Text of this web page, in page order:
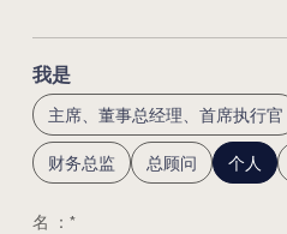
我是
主席、董事总经理、首席执行官
财务总监 总顾问 个人
名 ： *